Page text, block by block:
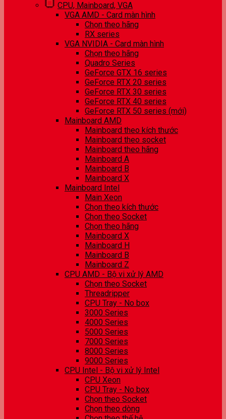
CPU, Mainboard, VGA
VGA AMD - Card màn hình
Chọn theo hãng
RX series
VGA NVIDIA - Card màn hình
Chọn theo hãng
Quadro Series
GeForce GTX 16 series
GeForce RTX 20 series
GeForce RTX 30 series
GeForce RTX 40 series
GeForce RTX 50 series (mới)
Mainboard AMD
Mainboard theo kích thước
Mainboard theo socket
Mainboard theo hãng
Mainboard A
Mainboard B
Mainboard X
Mainboard Intel
Main Xeon
Chọn theo kích thước
Chọn theo Socket
Chọn theo hãng
Mainboard X
Mainboard H
Mainboard B
Mainboard Z
CPU AMD - Bộ vi xử lý AMD
Chọn theo Socket
Threadripper
CPU Tray - No box
3000 Series
4000 Series
5000 Series
7000 Series
8000 Series
9000 Series
CPU Intel - Bộ vi xử lý Intel
CPU Xeon
CPU Tray - No box
Chọn theo Socket
Chọn theo dòng